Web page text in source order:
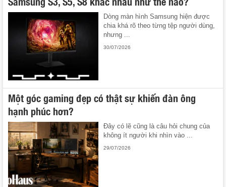
Dòng màn hình Samsung hiện được
chia khá rõ theo từng tệp người dùng,
nhưng ...
30/07/2026
Một góc gaming đẹp có thật sự khiến đàn ông
hạnh phúc hơn?
Đây có lẽ cũng là câu hỏi chung của
không ít người khi nhìn vào ...
29/07/2026